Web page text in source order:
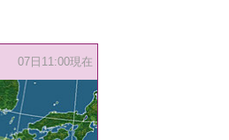
07日11:00現在